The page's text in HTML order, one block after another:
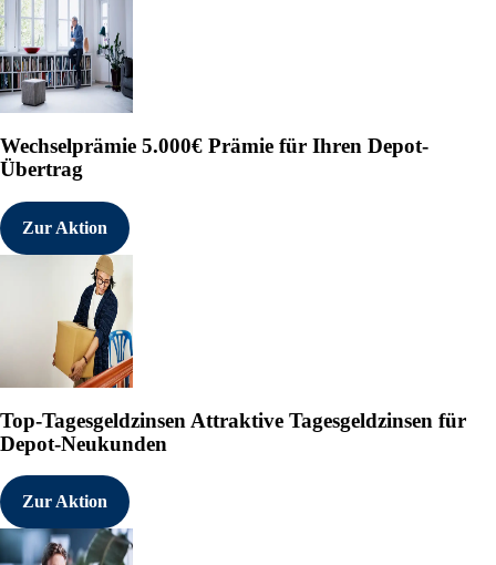
Wechselprämie 5.000€ Prämie für Ihren Depot-
Übertrag
Zur Aktion
Top-Tagesgeldzinsen Attraktive Tagesgeldzinsen für
Depot-Neukunden
Zur Aktion